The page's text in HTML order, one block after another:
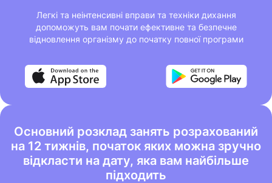
Легкі та неінтенсивні вправи та техніки дихання
допоможуть вам почати ефективне та безпечне
відновлення організму до початку повної програми
Основний розклад занять розрахований
на 12 тижнів, початок яких можна зручно
відкласти на дату, яка вам найбільше
підходить